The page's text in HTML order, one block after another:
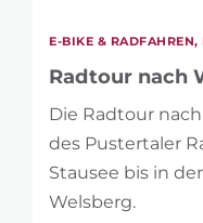
E-BIKE &
Radtour nach
Die Radtour
des Pustertaler
Stausee bis in
Welsberg.